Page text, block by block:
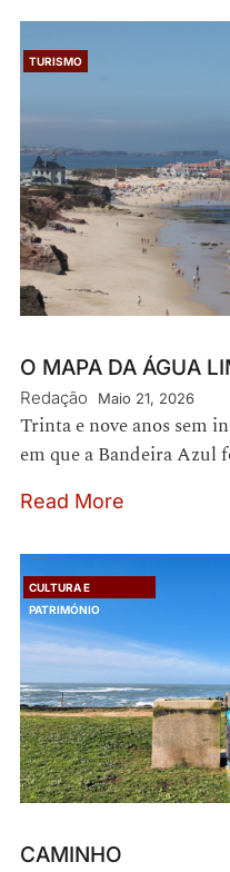
TURISMO
O MAPA DA ÁGUA
Redação Maio 21, 2026
Trinta e nove anos sem
em que a Bandeira Azul
Read More
CULTURA E
PATRIMÓNIO
CAMINHO